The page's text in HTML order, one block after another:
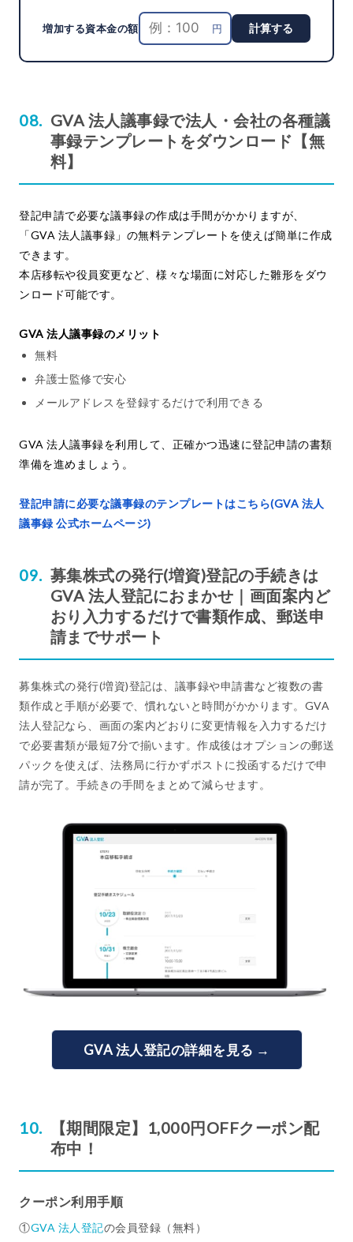
増加する資本金の額 円 計算する
GVA 法人議事録で法人・会社の各種議
事録テンプレートをダウンロード【無
料】
登記申請で必要な議事録の作成は手間がかかりますが、
「GVA 法人議事録」の無料テンプレートを使えば簡単に作成
できます。
本店移転や役員変更など、様々な場面に対応した雛形をダウ
ンロード可能です。
GVA 法人議事録のメリット
無料
弁護士監修で安心
メールアドレスを登録するだけで利用できる
GVA 法人議事録を利用して、正確かつ迅速に登記申請の書類
準備を進めましょう。
登記申請に必要な議事録のテンプレートはこちら(GVA 法人
議事録 公式ホームページ)
募集株式の発行(増資)登記の手続きは
GVA 法人登記におまかせ｜画面案内ど
おり入力するだけで書類作成、郵送申
請までサポート
募集株式の発行(増資)登記は、議事録や申請書など複数の書
類作成と手順が必要で、慣れないと時間がかかります。GVA
法人登記なら、画面の案内どおりに変更情報を入力するだけ
で必要書類が最短7分で揃います。作成後はオプションの郵送
パックを使えば、法務局に行かずポストに投函するだけで申
請が完了。手続きの手間をまとめて減らせます。
GVA 法人登記の詳細を見る →
【期間限定】1,000円OFFクーポン配
布中！
クーポン利用手順
①GVA 法人登記の会員登録（無料）